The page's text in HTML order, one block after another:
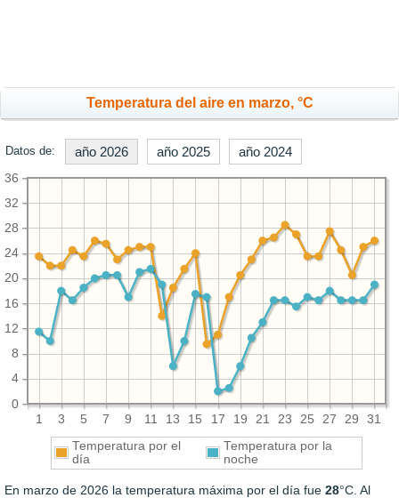
Temperatura del aire en marzo, °C
Datos de: año 2026 año 2025 año 2024
1 3 5 7 9 11 13 15 17 19 21 23 25 27 29 31
0
4
8
12
16
20
24
28
32
36
Temperatura por el
día
Temperatura por la
noche
En marzo de 2026 la temperatura máxima por el día fue 28°C. Al